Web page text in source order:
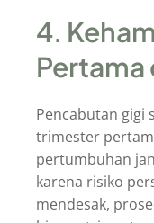
4.
Pertama
Pencabutan gigi
trimester
pertumbuhan
karena risiko
mendesak,